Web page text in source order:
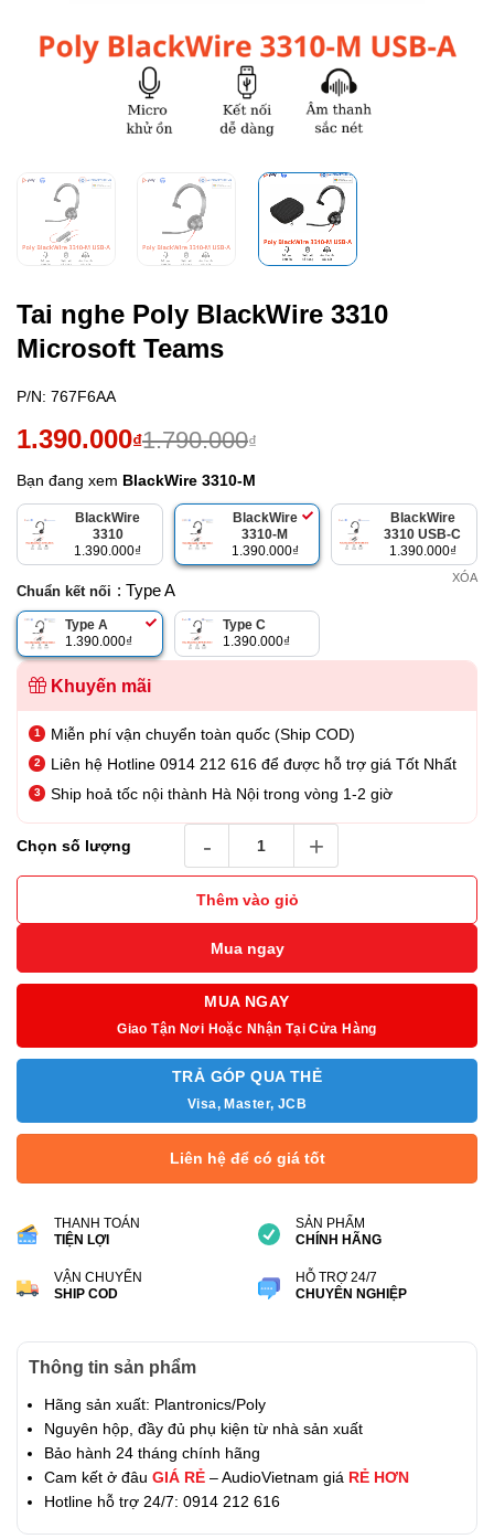
Tai nghe Poly BlackWire 3310
Microsoft Teams
P/N: 767F6AA
1.790.000₫
Giá
gốc
là:
1.790.000₫.
1.390.000₫
Giá
hiện
tại
là:
1.390.000₫.
Bạn đang xem BlackWire 3310-M
BlackWire
3310
1.390.000₫
BlackWire
3310-M
1.390.000₫
BlackWire
3310 USB-C
1.390.000₫
Chuẩn kết nối : Type A
Type A
1.390.000₫
Type C
1.390.000₫
XÓA
Khuyến mãi
Miễn phí vận chuyển toàn quốc (Ship COD)
Liên hệ Hotline 0914 212 616 để được hỗ trợ giá Tốt Nhất
Ship hoả tốc nội thành Hà Nội trong vòng 1-2 giờ
Chọn số lượng
Thêm vào giỏ
Mua ngay
MUA NGAY
Giao Tận Nơi Hoặc Nhận Tại Cửa Hàng
TRẢ GÓP QUA THẺ
Visa, Master, JCB
Liên hệ để có giá tốt
THANH TOÁN
TIỆN LỢI
SẢN PHẨM
CHÍNH HÃNG
VẬN CHUYỂN
SHIP COD
HỖ TRỢ 24/7
CHUYÊN NGHIỆP
Thông tin sản phẩm
Hãng sản xuất: Plantronics/Poly
Nguyên hộp, đầy đủ phụ kiện từ nhà sản xuất
Bảo hành 24 tháng chính hãng
Cam kết ở đâu GIÁ RẺ – AudioVietnam giá RẺ HƠN
Hotline hỗ trợ 24/7: 0914 212 616